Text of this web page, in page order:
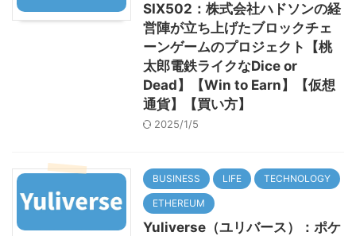
SIX502：株式会社ハドソンの経
営陣が立ち上げたブロックチェ
ーンゲームのプロジェクト【桃
太郎電鉄ライクなDice or
Dead】【Win to Earn】【仮想
通貨】【買い方】
2025/1/5
BUSINESS LIFE TECHNOLOGY
ETHEREUM
Yuliverse（ユリバース）：ポケ